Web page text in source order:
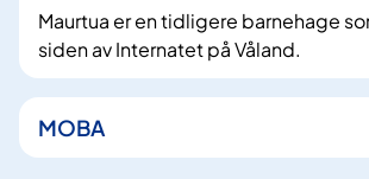
Maurtua er en tidligere barnehage
siden av Internatet på Våland.
MOBA